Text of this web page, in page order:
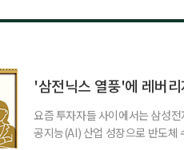
'삼전닉스 열풍'에 레버
요즘 투자자들 사이에서는 삼성
공지능(AI) 산업 성장으로 반도체